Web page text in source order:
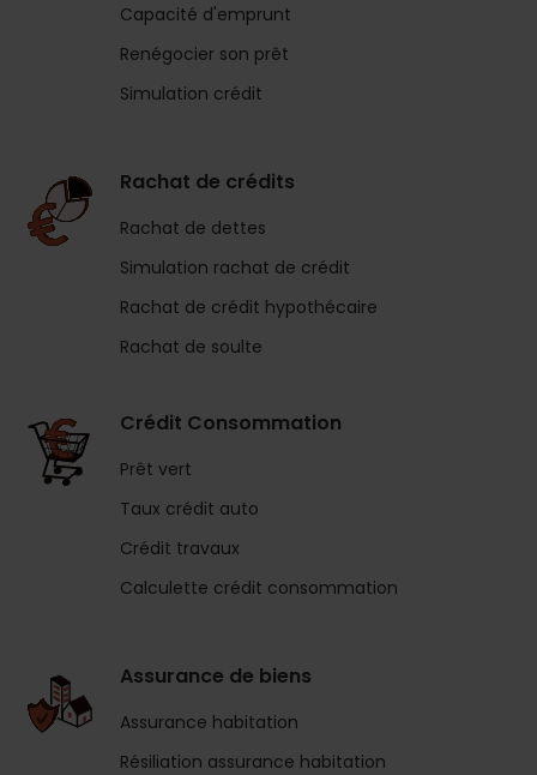
Capacité d'emprunt
Renégocier son prêt
Simulation crédit
Rachat de crédits
Rachat de dettes
Simulation rachat de crédit
Rachat de crédit hypothécaire
Rachat de soulte
Crédit Consommation
Prêt vert
Taux crédit auto
Crédit travaux
Calculette crédit consommation
Assurance de biens
Assurance habitation
Résiliation assurance habitation